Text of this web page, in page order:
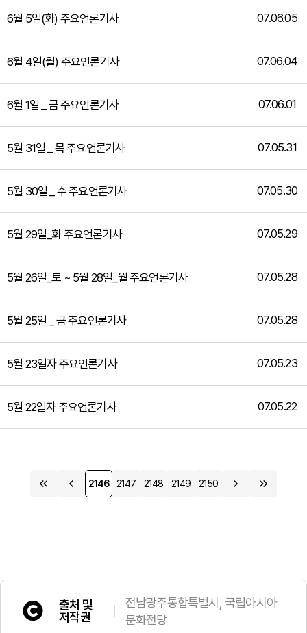
6월 5일(화) 주요언론기사 07.06.05
6월 4일(월) 주요언론기사 07.06.04
6월 1일 _ 금 주요언론기사 07.06.01
5월 31일 _ 목 주요언론기사 07.05.31
5월 30일 _ 수 주요언론기사 07.05.30
5월 29일_화 주요언론기사 07.05.29
5월 26일_토 ~ 5월 28일_월 주요언론기사 07.05.28
5월 25일 _ 금 주요언론기사 07.05.28
5월 23일자 주요언론기사 07.05.23
5월 22일자 주요언론기사 07.05.22
2146 2147 2148 2149 2150
출처 및
저작권
전남광주통합특별시, 국립아시아
문화전당